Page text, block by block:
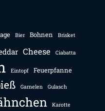
Bier Bohnen Brisket
Cheese Ciabatta
Eintopf Feuerpfanne
Garnelen Gulasch
Karotte